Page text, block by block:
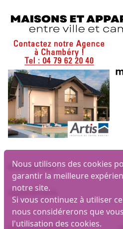
Nous utilisons des cookies
garantir la meilleure
notre site.
Si vous continuez à utiliser
nous considérerons que
l'utilisation des cookies.
Biens par ville
Appartements